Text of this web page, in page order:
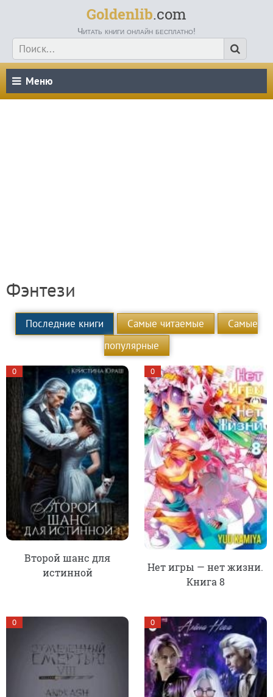
Goldenlib.com
Читать книги онлайн бесплатно!
Меню
Фэнтези
Последние книги Самые читаемые
Самые
популярные
Второй шанс для
истинной
0
Нет игры — нет жизни.
Книга 8
0
0 0